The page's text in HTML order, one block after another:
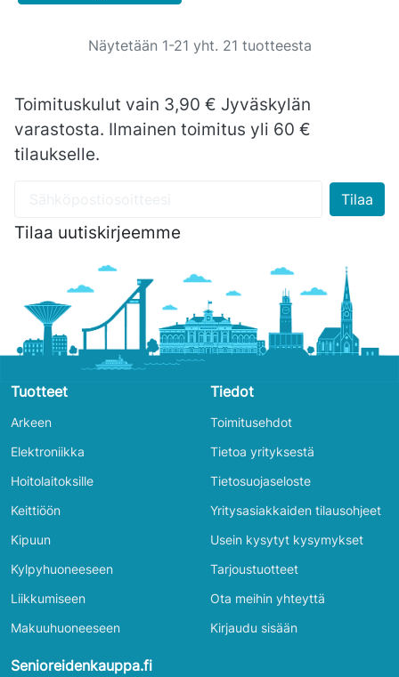
Näytetään 1-21 yht. 21 tuotteesta
Toimituskulut vain 3,90 € Jyväskylän
varastosta. Ilmainen toimitus yli 60 €
tilaukselle.
Tilaa uutiskirjeemme
Tuotteet
Arkeen
Elektroniikka
Hoitolaitoksille
Keittiöön
Kipuun
Kylpyhuoneeseen
Liikkumiseen
Makuuhuoneeseen
Tiedot
Toimitusehdot
Tietoa yrityksestä
Tietosuojaseloste
Yritysasiakkaiden tilausohjeet
Usein kysytyt kysymykset
Tarjoustuotteet
Ota meihin yhteyttä
Kirjaudu sisään
Senioreidenkauppa.fi